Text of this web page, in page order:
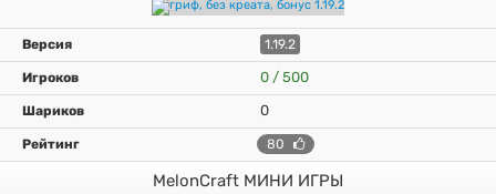
1.19.2
0 / 500
0
80
MelonCraft МИНИ ИГРЫ